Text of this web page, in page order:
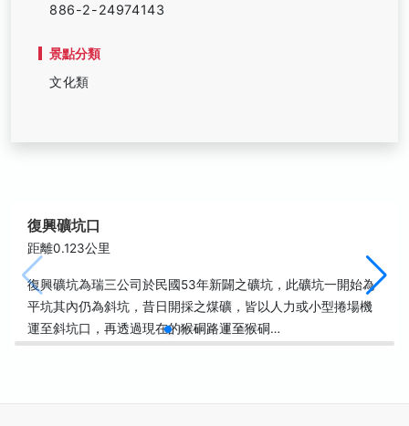
886-2-24974143
景點分類
文化類
復興礦坑口
距離0.123公里
復興礦坑為瑞三公司於民國53年新闢之礦坑，此礦坑一開始為
平坑其內仍為斜坑，昔日開採之煤礦，皆以人力或小型捲場機
運至斜坑口，再透過現在的猴硐路運至猴硐…